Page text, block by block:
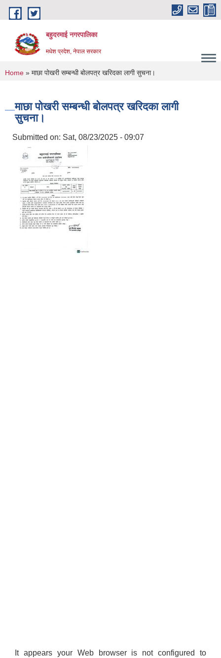
Skip to main content
बहुदरमाई नगरपालिका
मधेश प्रदेश, नेपाल सरकार
You are here
Home » माछा पोखरी सम्बन्धी बोलपत्र खरिदका लागी सुचना।
माछा पोखरी सम्बन्धी बोलपत्र खरिदका लागी
सुचना।
Submitted on: Sat, 08/23/2025 - 09:07
It appears your Web browser is not configured to